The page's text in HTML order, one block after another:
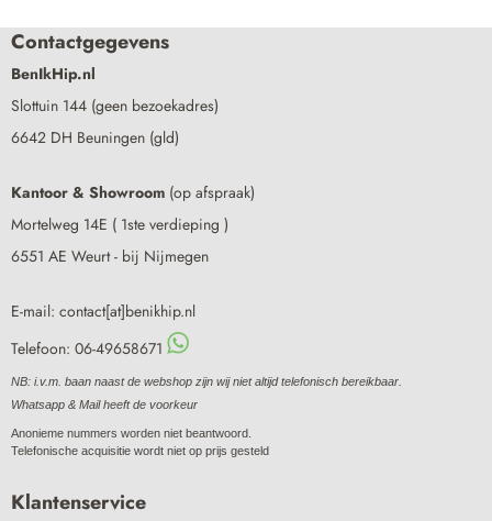
Contactgegevens
BenIkHip.nl
Slottuin 144 (geen bezoekadres)
6642 DH Beuningen (gld)
Kantoor & Showroom (op afspraak)
Mortelweg 14E ( 1ste verdieping )
6551 AE Weurt - bij Nijmegen
E-mail: contact[at]benikhip.nl
Telefoon: 06-49658671
NB: i.v.m. baan naast de webshop zijn wij niet altijd telefonisch bereikbaar.
Whatsapp & Mail heeft de voorkeur
Anonieme nummers worden niet beantwoord.
Telefonische acquisitie wordt niet op prijs gesteld
Klantenservice